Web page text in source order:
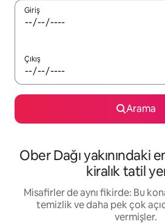
Giriş
Çıkış
Arama
Ober Dağı yakınındaki
kiralık tatil
Misafirler de aynı fikirde: Bu
temizlik ve daha pek çok
vermişler.